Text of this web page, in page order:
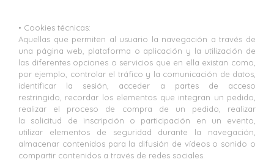
• Cookies técnicas:
Aquellas que permiten al usuario la navegación a través de
una página web, plataforma o aplicación y la utilización de
las diferentes opciones o servicios que en ella existan como,
por ejemplo, controlar el tráfico y la comunicación de datos,
identificar la sesión, acceder a partes de acceso
restringido, recordar los elementos que integran un pedido,
realizar el proceso de compra de un pedido, realizar
la solicitud de inscripción o participación en un evento,
utilizar elementos de seguridad durante la navegación,
almacenar contenidos para la difusión de vídeos o sonido o
compartir contenidos a través de redes sociales.